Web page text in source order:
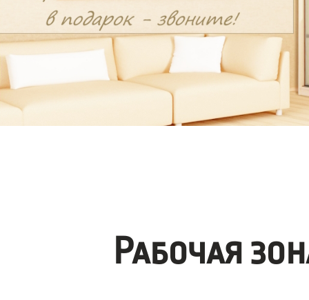
Рабочая